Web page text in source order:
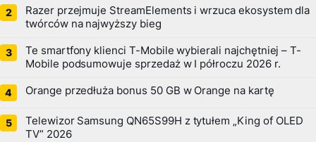
Razer przejmuje StreamElements i wrzuca ekosystem dla
twórców na najwyższy bieg
Te smartfony klienci T-Mobile wybierali najchętniej – T-
Mobile podsumowuje sprzedaż w I półroczu 2026 r.
Orange przedłuża bonus 50 GB w Orange na kartę
Telewizor Samsung QN65S99H z tytułem „King of OLED
TV” 2026